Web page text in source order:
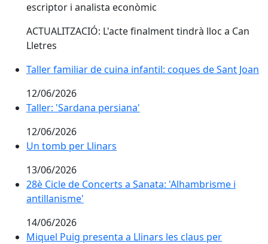
escriptor i analista econòmic
ACTUALITZACIÓ: L'acte finalment tindrà lloc a Can
Lletres
Taller familiar de cuina infantil: coques de Sant Joan
12/06/2026
Taller: 'Sardana persiana'
12/06/2026
Un tomb per Llinars
13/06/2026
28è Cicle de Concerts a Sanata: 'Alhambrisme i
28è Cicle de Concerts a Sanata: 'Alhambrisme i
antillanisme'
14/06/2026
Miquel Puig presenta a Llinars les claus per
Miquel Puig presenta a Llinars les claus per